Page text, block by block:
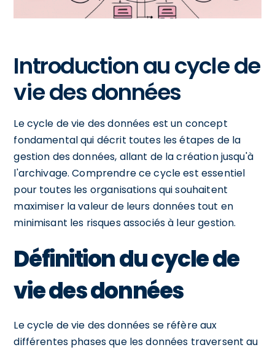
Introduction au cycle de
vie des données
Le cycle de vie des données est un concept
fondamental qui décrit toutes les étapes de la
gestion des données, allant de la création jusqu'à
l'archivage. Comprendre ce cycle est essentiel
pour toutes les organisations qui souhaitent
maximiser la valeur de leurs données tout en
minimisant les risques associés à leur gestion.
Définition du cycle de
vie des données
Le cycle de vie des données se réfère aux
différentes phases que les données traversent au